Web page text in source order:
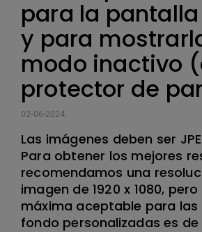
para la
y para
modo inactivo
protector de
02-06-2024
Las imágenes deben ser
Para obtener los mejores
recomendamos una
imagen de 1920 x 1080,
máxima aceptable para las
fondo personalizadas es de